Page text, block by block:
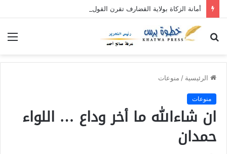
الرئيسية / منوعات
منوعات
ان شاءالله ما أخر وداع … اللواء
حمدان